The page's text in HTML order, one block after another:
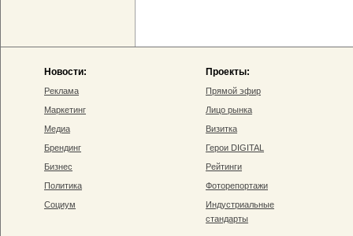
Новости:
Реклама
Маркетинг
Медиа
Брендинг
Бизнес
Политика
Социум
Проекты:
Прямой эфир
Лицо рынка
Визитка
Герои DIGITAL
Рейтинги
Фоторепортажи
Индустриальные
стандарты